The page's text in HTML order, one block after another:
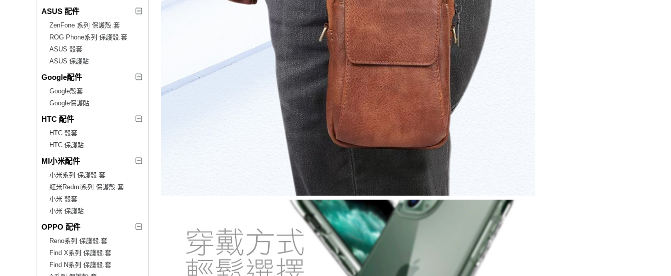
ASUS 配件
ZenFone 系列 保護殼.套
ROG Phone系列 保護殼.套
ASUS 殼套
ASUS 保護貼
Google配件
Google殼套
Google保護貼
HTC 配件
HTC 殼套
HTC 保護貼
MI小米配件
小米系列 保護殼.套
紅米Redmi系列 保護殼.套
小米 殼套
小米 保護貼
OPPO 配件
Reno系列 保護殼.套
Find X系列 保護殼.套
Find N系列 保護殼.套